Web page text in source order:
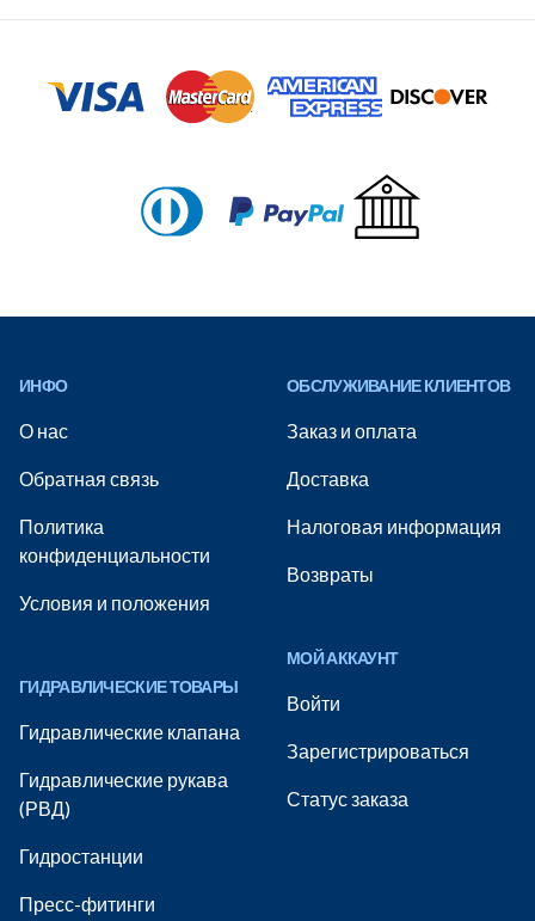
ИНФО
О нас
Обратная связь
Политика
конфиденциальности
Условия и положения
ГИДРАВЛИЧЕСКИЕ ТОВАРЫ
Гидравлические клапана
Гидравлические рукава
(РВД)
Гидростанции
Пресс-фитинги
ОБСЛУЖИВАНИЕ КЛИЕНТОВ
Заказ и оплата
Доставка
Налоговая информация
Возвраты
МОЙ АККАУНТ
Войти
Зарегистрироваться
Статус заказа